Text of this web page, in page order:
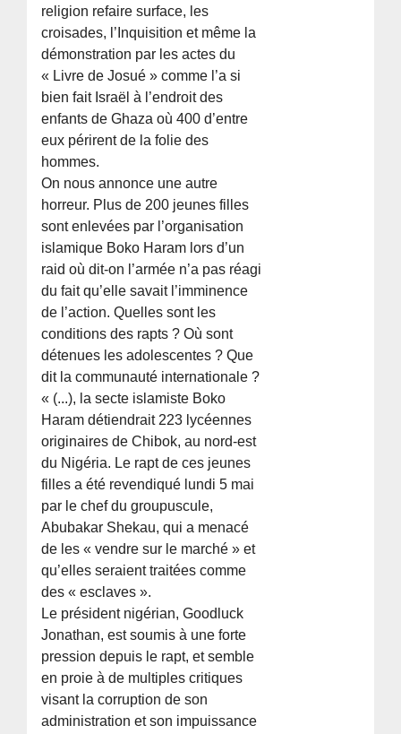
religion refaire surface, les
croisades, l’Inquisition et même la
démonstration par les actes du
« Livre de Josué » comme l’a si
bien fait Israël à l’endroit des
enfants de Ghaza où 400 d’entre
eux périrent de la folie des
hommes.
On nous annonce une autre
horreur. Plus de 200 jeunes filles
sont enlevées par l’organisation
islamique Boko Haram lors d’un
raid où dit-on l’armée n’a pas réagi
du fait qu’elle savait l’imminence
de l’action. Quelles sont les
conditions des rapts ? Où sont
détenues les adolescentes ? Que
dit la communauté internationale ?
« (...), la secte islamiste Boko
Haram détiendrait 223 lycéennes
originaires de Chibok, au nord-est
du Nigéria. Le rapt de ces jeunes
filles a été revendiqué lundi 5 mai
par le chef du groupuscule,
Abubakar Shekau, qui a menacé
de les « vendre sur le marché » et
qu’elles seraient traitées comme
des « esclaves ».
Le président nigérian, Goodluck
Jonathan, est soumis à une forte
pression depuis le rapt, et semble
en proie à de multiples critiques
visant la corruption de son
administration et son impuissance